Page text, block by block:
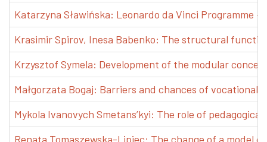
Katarzyna Sławińska: Leonardo da Vinci Programme
Krasimir Spirov, Inesa Babenko: The structural
Krzysztof Symela: Development of the modular
Małgorzata Bogaj: Barriers and chances of vocational
Mykola Ivanovych Smetans’kyi: The role of
Renata Tomaszewska-Lipiec: The change of a model